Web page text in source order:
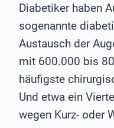
Diabetiker haben
sogenannte
Austausch der
mit 600.000 bis
häufigste
Und etwa ein
wegen Kurz- oder